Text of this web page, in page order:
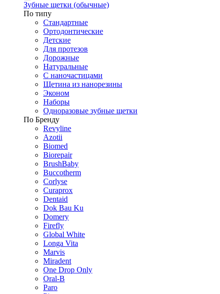
Зубные щетки (обычные)
По типу
Стандартные
Ортодонтические
Детские
Для протезов
Дорожные
Натуральные
С наночастицами
Щетина из нанорезины
Эконом
Наборы
Одноразовые зубные щетки
По Бренду
Revyline
Azotii
Biomed
Biorepair
BrushBaby
Buccotherm
Corlyse
Curaprox
Dentaid
Dok Bau Ku
Domery
Firefly
Global White
Longa Vita
Marvis
Miradent
One Drop Only
Oral-B
Paro